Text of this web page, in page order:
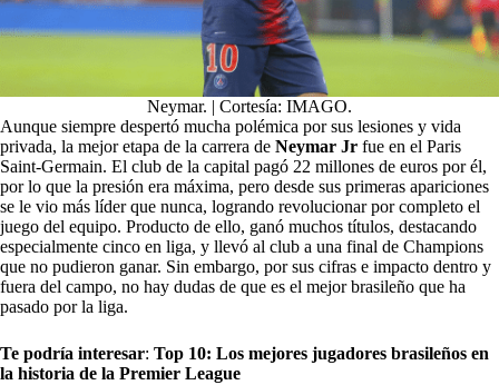
Neymar. | Cortesía: IMAGO.
Aunque siempre despertó mucha polémica por sus lesiones y vida
privada, la mejor etapa de la carrera de Neymar Jr fue en el Paris
Saint-Germain. El club de la capital pagó 22 millones de euros por él,
por lo que la presión era máxima, pero desde sus primeras apariciones
se le vio más líder que nunca, logrando revolucionar por completo el
juego del equipo. Producto de ello, ganó muchos títulos, destacando
especialmente cinco en liga, y llevó al club a una final de Champions
que no pudieron ganar. Sin embargo, por sus cifras e impacto dentro y
fuera del campo, no hay dudas de que es el mejor brasileño que ha
pasado por la liga.
Te podría interesar: Top 10: Los mejores jugadores brasileños en
la historia de la Premier League